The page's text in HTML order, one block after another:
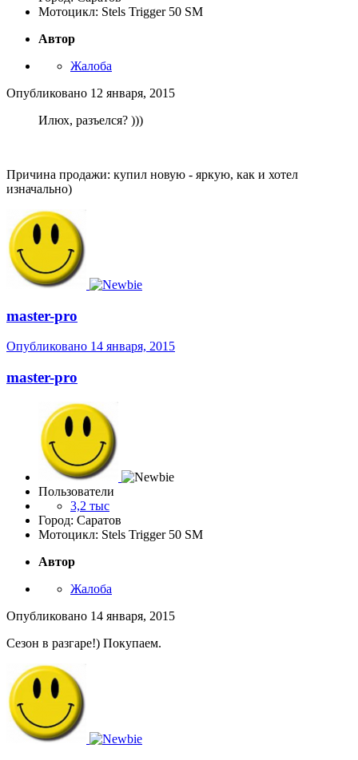
Мотоцикл: Stels Trigger 50 SM
Автор
Жалоба
Опубликовано 12 января, 2015
Илюх, разъелся? )))
Причина продажи: купил новую - яркую, как и хотел
изначально)
master-pro
Опубликовано 14 января, 2015
master-pro
Пользователи
3,2 тыс
Город: Саратов
Мотоцикл: Stels Trigger 50 SM
Автор
Жалоба
Опубликовано 14 января, 2015
Сезон в разгаре!) Покупаем.